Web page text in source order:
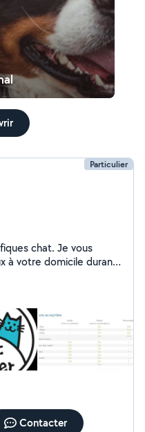
Particulier
Je vous
à votre domicile durant
des photos
Contacter